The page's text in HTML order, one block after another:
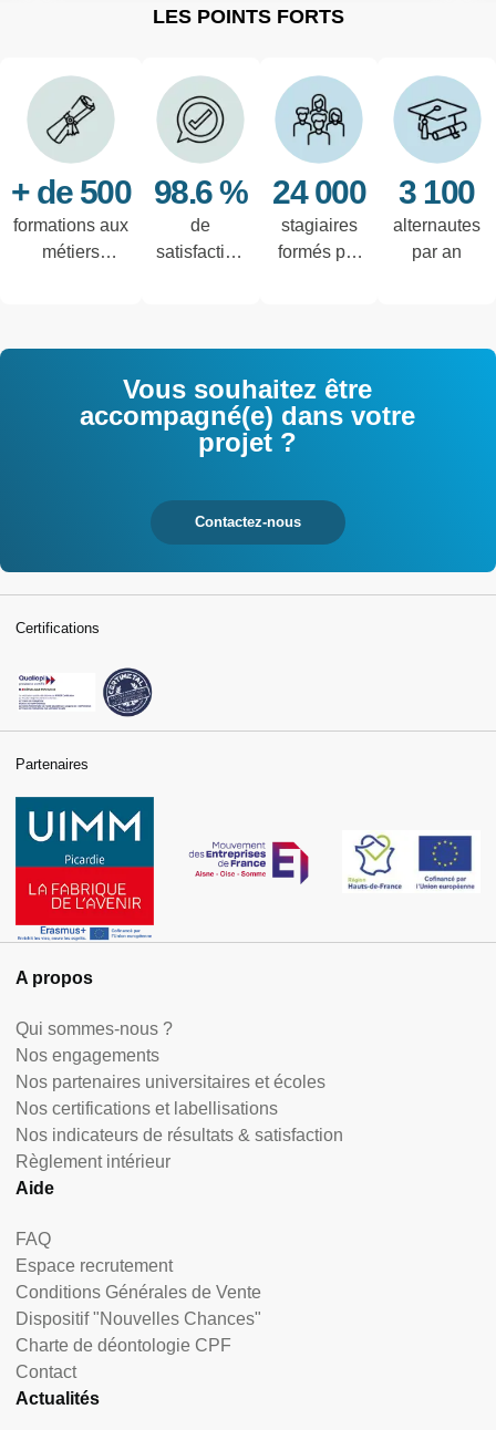
LES POINTS FORTS
+ de 500
formations aux
métiers
98.6 %
de
satisfaction
24 000
stagiaires
formés par
3 100
alternautes
par an
Vous souhaitez être
accompagné(e) dans votre
projet ?
Contactez-nous
A propos
Qui sommes-nous ?
Nos engagements
Nos partenaires universitaires et écoles
Nos certifications et labellisations
Nos indicateurs de résultats & satisfaction
Règlement intérieur
Aide
FAQ
Espace recrutement
Conditions Générales de Vente
Dispositif "Nouvelles Chances"
Charte de déontologie CPF
Contact
Actualités
Certifications
Partenaires